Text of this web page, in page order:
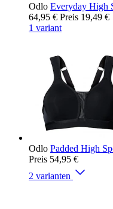
Odlo Everyday High
64,95 € Preis 19,49 €
1 variant
Odlo Padded High
Preis 54,95 €
2 varianten